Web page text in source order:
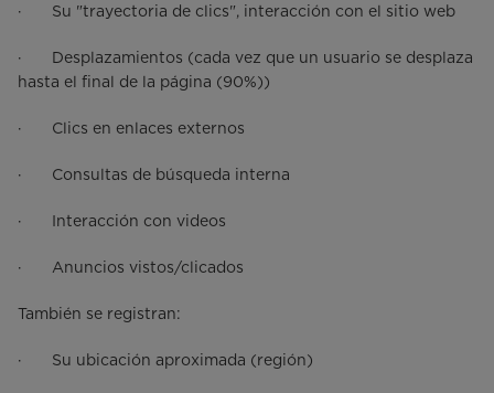
· Su "trayectoria de clics", interacción con el sitio web
· Desplazamientos (cada vez que un usuario se desplaza
hasta el final de la página (90%))
· Clics en enlaces externos
· Consultas de búsqueda interna
· Interacción con videos
· Anuncios vistos/clicados
También se registran:
· Su ubicación aproximada (región)